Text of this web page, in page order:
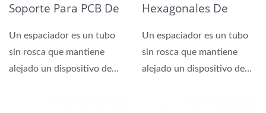
Soporte Para PCB De
Un espaciador es un tubo
sin rosca que mantiene
alejado un dispositivo de
Hexagonales De
Un espaciador es un tubo
sin rosca que mantiene
alejado un dispositivo de